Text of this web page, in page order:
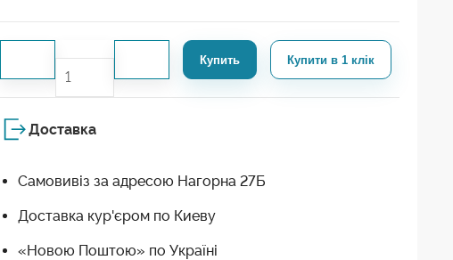
Купить Купити в 1 клік
Доставка
Самовивіз за адресою Нагорна 27Б
Доставка кур'єром по Киеву
«Новою Поштою» по Україні